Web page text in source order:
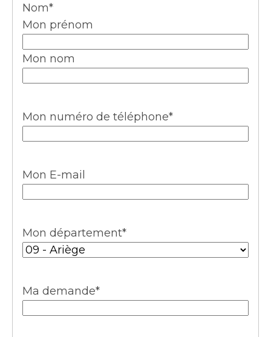
Nom*
Mon prénom
Mon nom
Mon numéro de téléphone*
Mon E-mail
Mon département*
Ma demande*